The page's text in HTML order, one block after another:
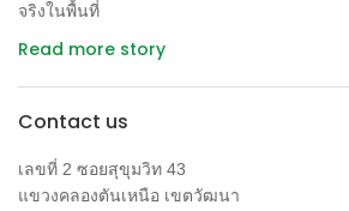
จริงในพื้นที่
Read more story
Contact us
เลขที่ 2 ซอยสุขุมวิท 43
แขวงคลองตันเหนือ เขตวัฒนา